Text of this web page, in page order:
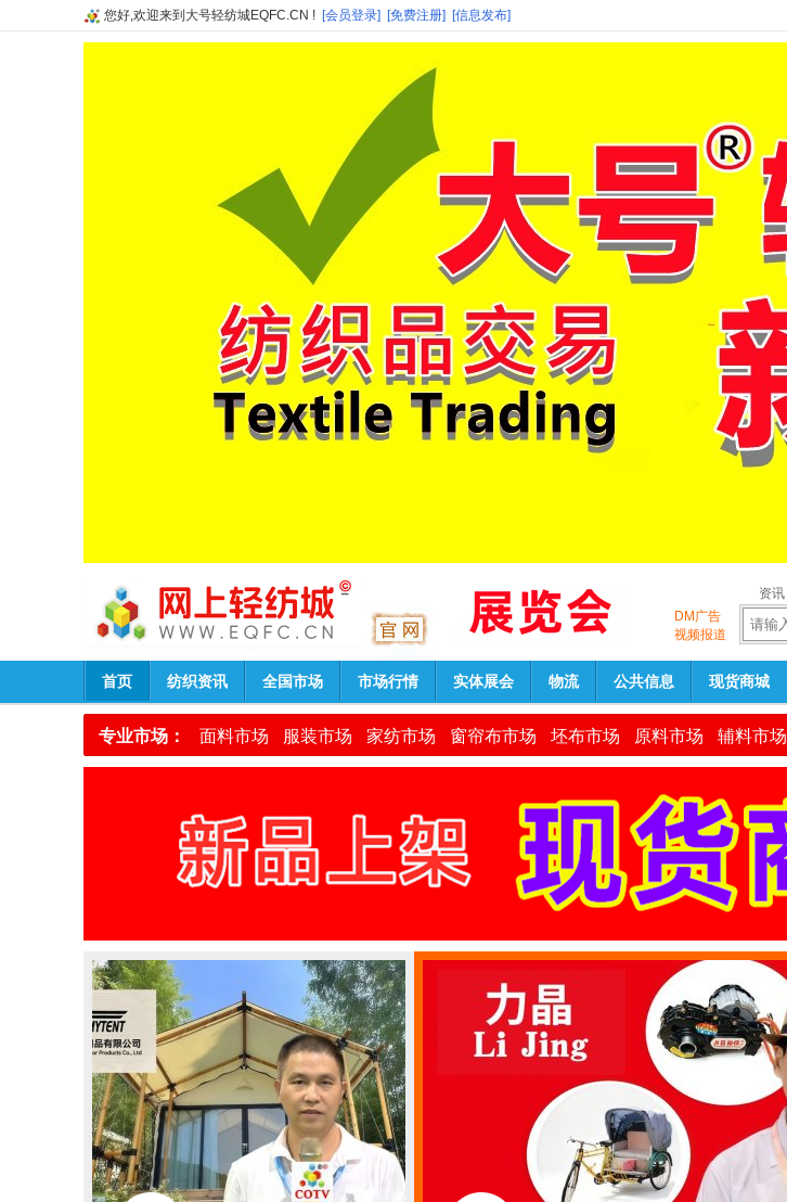
您好,欢迎来到大号轻纺城EQFC.CN ! [会员登录] [免费注册] [信息发布]
DM广告
视频报道
资讯
首页 纺织资讯 全国市场 市场行情 实体展会 物流 公共信息 现货商城
专业市场： 面料市场 服装市场 家纺市场 窗帘布市场 坯布市场 原料市场 辅料市场